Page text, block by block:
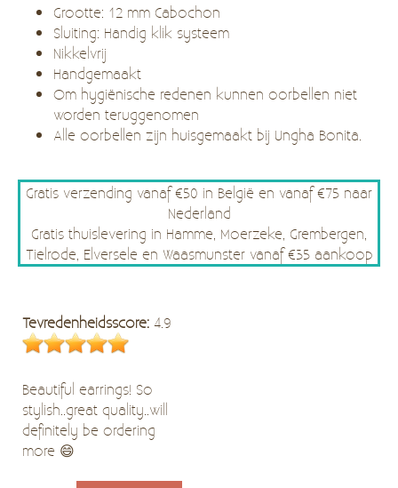
Grootte: 12 mm Cabochon
Sluiting: Handig klik systeem
Nikkelvrij
Handgemaakt
Om hygiënische redenen kunnen oorbellen niet
worden teruggenomen
Alle oorbellen zijn huisgemaakt bij Ungha Bonita.
Gratis verzending vanaf €50 in België en vanaf €75 naar
Nederland
Gratis thuislevering in Hamme, Moerzeke, Grembergen,
Tielrode, Elversele en Waasmunster vanaf €35 aankoop
Tevredenheidsscore: 4.9
Beautiful earrings! So
stylish..great quality..will
definitely be ordering
more 😄